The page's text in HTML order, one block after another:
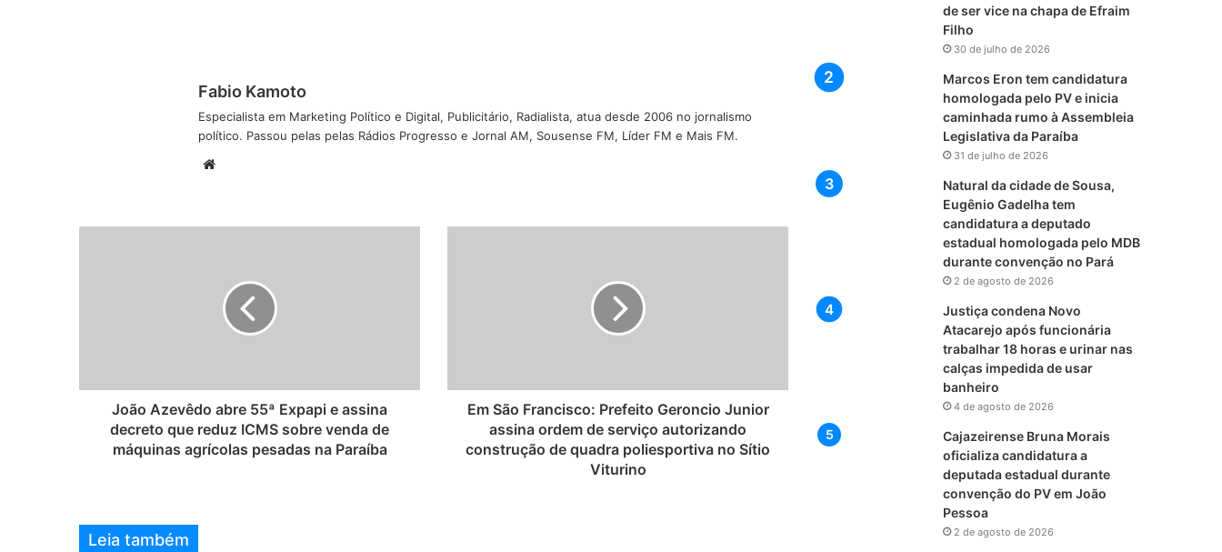
Fabio Kamoto
Especialista em Marketing Político e Digital, Publicitário, Radialista, atua desde 2006 no jornalismo
político. Passou pelas pelas Rádios Progresso e Jornal AM, Sousense FM, Líder FM e Mais FM.
s
João Azevêdo abre 55ª Expapi e assina
decreto que reduz ICMS sobre venda de
máquinas agrícolas pesadas na Paraíba
Em São Francisco: Prefeito Geroncio Junior
assina ordem de serviço autorizando
construção de quadra poliesportiva no Sítio
Viturino
Leia também
de ser vice na chapa de Efraim
Filho
30 de julho de 2026
Marcos Eron tem candidatura
homologada pelo PV e inicia
caminhada rumo à Assembleia
Legislativa da Paraíba
31 de julho de 2026
Natural da cidade de Sousa,
Eugênio Gadelha tem
candidatura a deputado
estadual homologada pelo MDB
durante convenção no Pará
2 de agosto de 2026
Justiça condena Novo
Atacarejo após funcionária
trabalhar 18 horas e urinar nas
calças impedida de usar
banheiro
4 de agosto de 2026
Cajazeirense Bruna Morais
oficializa candidatura a
deputada estadual durante
convenção do PV em João
Pessoa
2 de agosto de 2026